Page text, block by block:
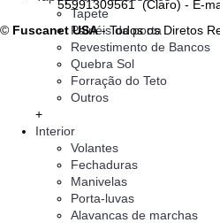
Tapete
Painéis da porta
Revestimento de Bancos
Quebra Sol
Forração do Teto
Outros
+
Interior
Volantes
Fechaduras
Manivelas
Porta-luvas
Alavancas de marchas
55991309561 (Claro) - E-
© Fuscanet USA- Todos os Diretos